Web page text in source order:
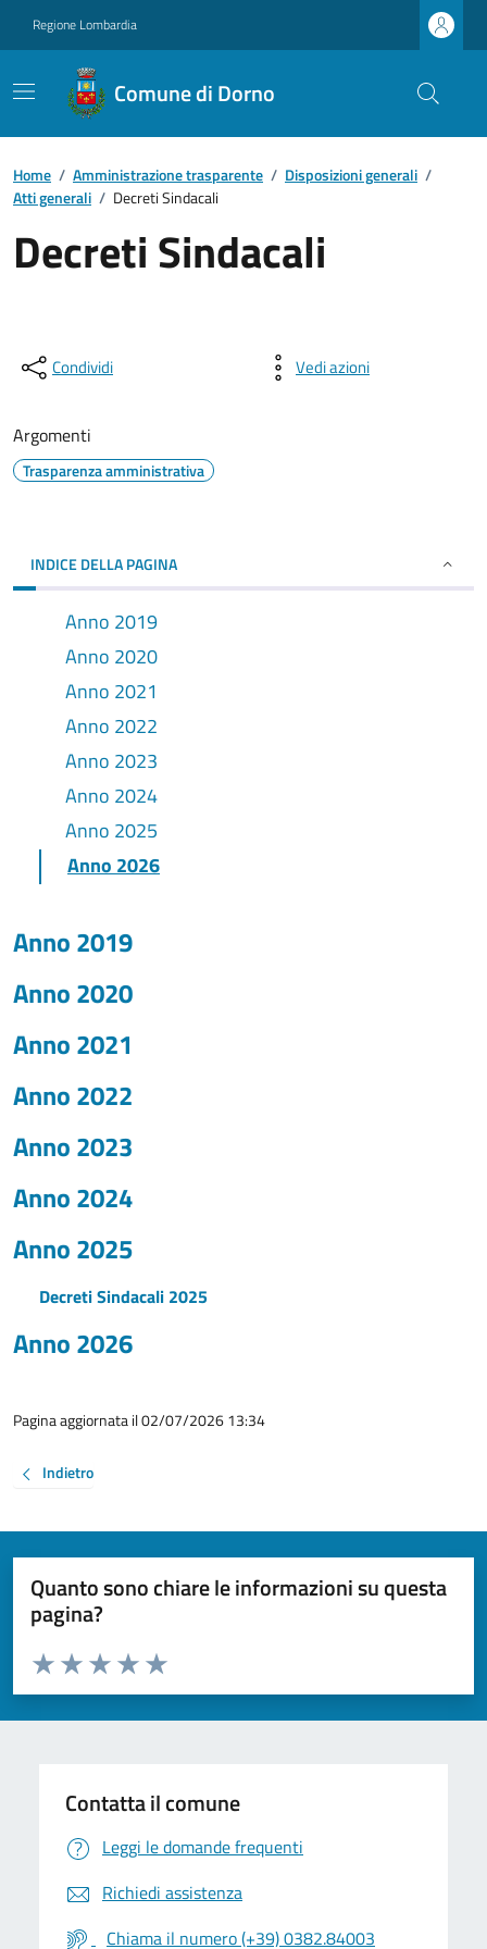
Regione Lombardia
Comune di Dorno
Home / Amministrazione trasparente / Disposizioni generali /
Atti generali / Decreti Sindacali
Decreti Sindacali
Condividi Vedi azioni
Argomenti
Trasparenza amministrativa
INDICE DELLA PAGINA
Anno 2019
Anno 2020
Anno 2021
Anno 2022
Anno 2023
Anno 2024
Anno 2025
Anno 2026
Anno 2019
Anno 2020
Anno 2021
Anno 2022
Anno 2023
Anno 2024
Anno 2025
Decreti Sindacali 2025
Anno 2026
Pagina aggiornata il 02/07/2026 13:34
Indietro
Quanto sono chiare le informazioni su questa
pagina?
Valuta da 1 a 5 stelle la pagina
Valuta 5 stelle su 5
Valuta 4 stelle su 5
Valuta 3 stelle su 5
Valuta 2 stelle su 5
Valuta 1 stelle su 5
Contatta il comune
Leggi le domande frequenti
Richiedi assistenza
Chiama il numero (+39) 0382.84003